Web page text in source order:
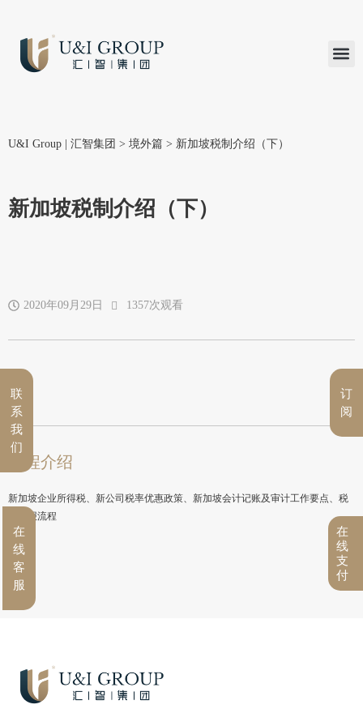
U&I Group | 汇智集团 > 境外篇 > 新加坡税制介绍（下）
新加坡税制介绍（下）
2020年09月29日 1357次观看
课程介绍
新加坡企业所得税、新公司税率优惠政策、新加坡会计记账及审计工作要点、税
务申报流程
订
阅
联
系
我
们
在
线
客
服
在
线
支
付